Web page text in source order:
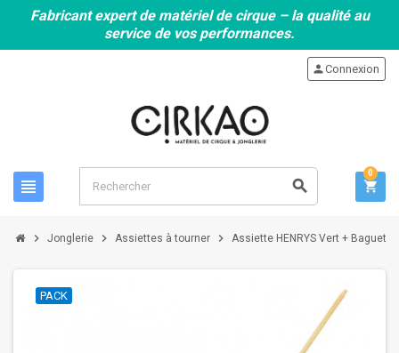
Fabricant expert de matériel de cirque – la qualité au
service de vos performances.
view_headline search
personConnexion
shopping_cart
0
chevron_right Jonglerie chevron_right Assiettes à tourner chevron_right Assiette HENRYS Vert + Baguette
PACK